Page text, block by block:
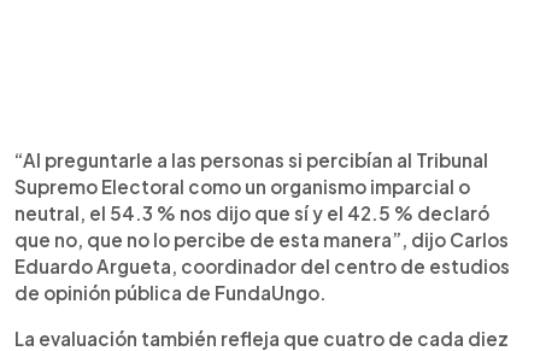
“Al preguntarle a las personas si percibían al Tribunal
Supremo Electoral como un organismo imparcial o
neutral, el 54.3 % nos dijo que sí y el 42.5 % declaró
que no, que no lo percibe de esta manera”, dijo Carlos
Eduardo Argueta, coordinador del centro de estudios
de opinión pública de FundaUngo.
La evaluación también refleja que cuatro de cada diez